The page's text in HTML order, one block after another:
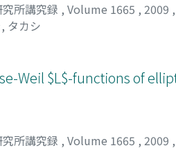
所講究録 , Volume 1665 , 2009 ,
タカシ
Weil $L$-functions of
所講究録 , Volume 1665 , 2009 ,